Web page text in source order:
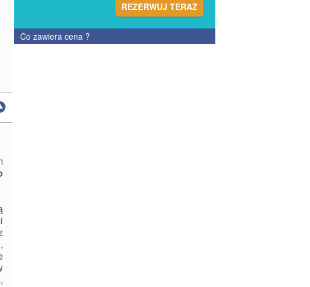
REZERWUJ TERAZ
Co zawiera cena ?